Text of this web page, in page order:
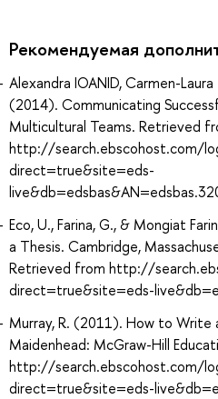
Рекомендуемая
Alexandra IOANID, Carmen-
(2014). Communicating
Multicultural Teams. Retrieved
http://search.ebscohost.com/
direct=true&site=eds-
Eco, U., Farina, G., & Mongiat
a Thesis. Cambridge,
Retrieved from http://
direct=true&site=eds-
Murray, R. (2011). How to Write
Maidenhead: McGraw-Hill
http://search.ebscohost.com/
direct=true&site=eds-